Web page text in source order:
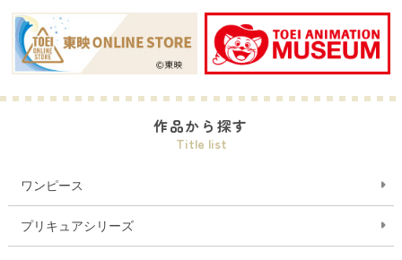
作品から探す
Title list
ワンピース
プリキュアシリーズ